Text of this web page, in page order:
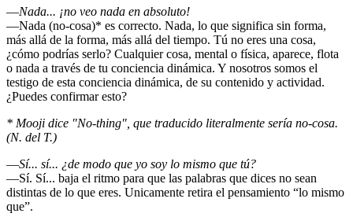
―Nada... ¡no veo nada en absoluto!
―Nada (no-cosa)* es correcto. Nada, lo que significa sin forma,
más allá de la forma, más allá del tiempo. Tú no eres una cosa,
¿cómo podrías serlo? Cualquier cosa, mental o física, aparece, flota
o nada a través de tu conciencia dinámica. Y nosotros somos el
testigo de esta conciencia dinámica, de su contenido y actividad.
¿Puedes confirmar esto?
* Mooji dice "No-thing", que traducido literalmente sería no-cosa.
(N. del T.)
―Sí... sí... ¿de modo que yo soy lo mismo que tú?
―Sí. Sí... baja el ritmo para que las palabras que dices no sean
distintas de lo que eres. Unicamente retira el pensamiento “lo mismo
que”.